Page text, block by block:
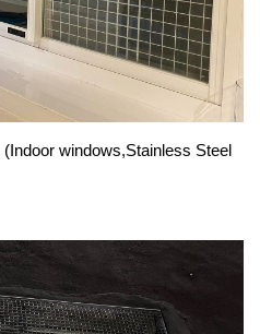
( Indoor windows,Stainless Steel